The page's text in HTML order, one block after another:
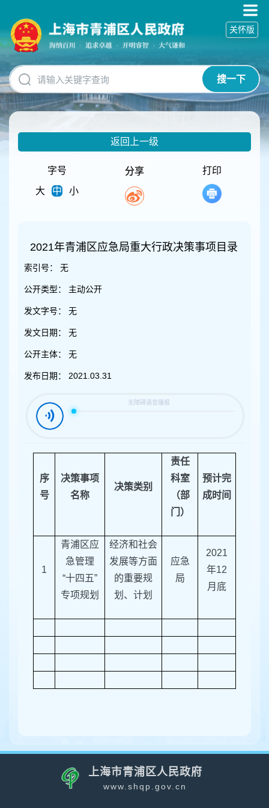
碍
操
明
跳
转
到
网
搜一下
关怀版
返回上一级
字号
大
中 小
分享 打印
2021年青浦区应急局重大行政决策事项目录
索引号： 无
公开类型： 主动公开
发文字号： 无
发文日期： 无
公开主体： 无
发布日期： 2021.03.31
序
号
决策事项
名称
决策类别
责任
科室
（部
门）
预计完
成时间
1
青浦区应
急管理
“十四五”
专项规划
经济和社会
发展等方面
的重要规
划、计划
应急
局
2021
年12
月底
上海市青浦区人民政府
www.shqp.gov.cn